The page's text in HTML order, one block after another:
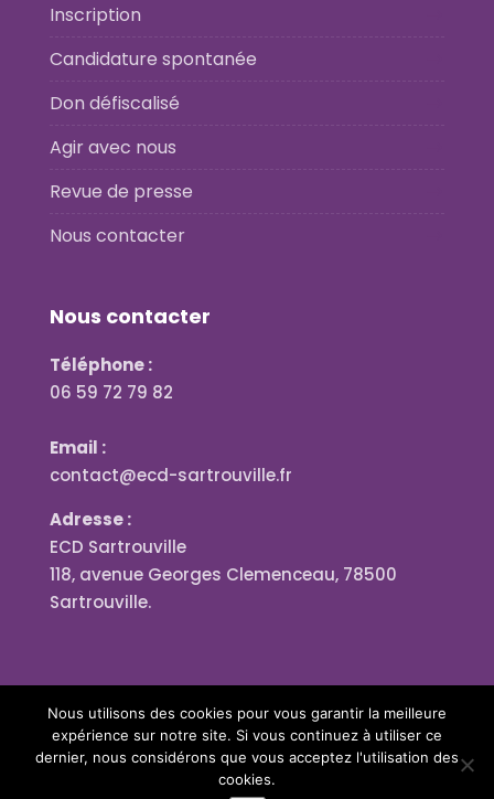
Inscription
Candidature spontanée
Don défiscalisé
Agir avec nous
Revue de presse
Nous contacter
Nous contacter
Téléphone :
06 59 72 79 82
Email :
contact@ecd-sartrouville.fr
Adresse :
ECD Sartrouville
118, avenue Georges Clemenceau, 78500
Sartrouville.
Blériot Productions®
Nous utilisons des cookies pour vous garantir la meilleure
expérience sur notre site. Si vous continuez à utiliser ce
dernier, nous considérons que vous acceptez l'utilisation des
cookies.